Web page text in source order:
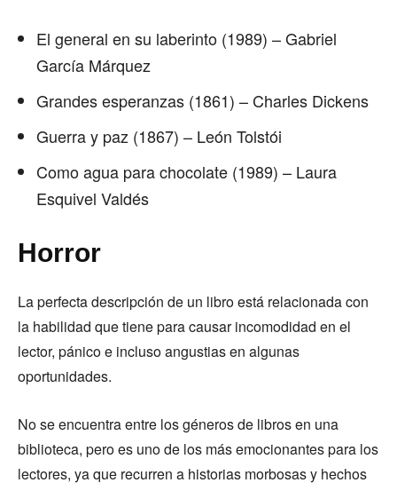
El general en su laberinto (1989) – Gabriel
García Márquez
Grandes esperanzas (1861) – Charles Dickens
Guerra y paz (1867) – León Tolstói
Como agua para chocolate (1989) – Laura
Esquivel Valdés
Horror
La perfecta descripción de un libro está relacionada con
la habilidad que tiene para causar incomodidad en el
lector, pánico e incluso angustias en algunas
oportunidades.
No se encuentra entre los géneros de libros en una
biblioteca, pero es uno de los más emocionantes para los
lectores, ya que recurren a historias morbosas y hechos